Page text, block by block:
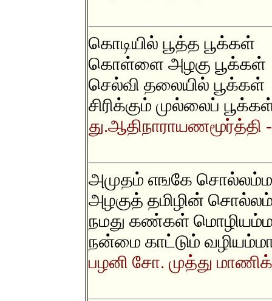
கொடியில் பூத்த பூக்கள்
கொள்ளை அழகு பூக்கள்
செல்வி தலையில் பூக்கள்
சிரிக்கும் முல்லைப்
து.ஆதிநாராயணமூர்த்தி -
அமுதம் எஙகே
அழகுத் தமிழின்
நமது கண்கள்
நன்மை காட்டும்
பழனி சோ. முத்து